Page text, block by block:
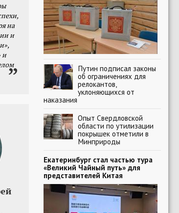
на
и
и
Путин подписал законы
об ограничениях для
релокантов,
уклоняющихся от
наказания
Опыт Свердловской
области по утилизации
покрышек отметили в
Минприроды
Екатеринбург стал частью тура
«Великий Чайный путь» для
представителей Китая